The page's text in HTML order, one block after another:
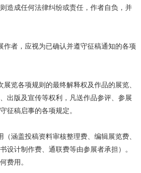
造成任何法律纠纷或责任，作者自负，并
作者，应视为已确认并遵守征稿通知的各项
览各项规则的最终解释权及作品的展览、
出版及宣传等权利，凡送作品参评、参展
征稿启事的各项规定。
涵盖投稿资料审核整理费、编辑展览费、
设计制作费、通联费等由参展者承担）。
费用。